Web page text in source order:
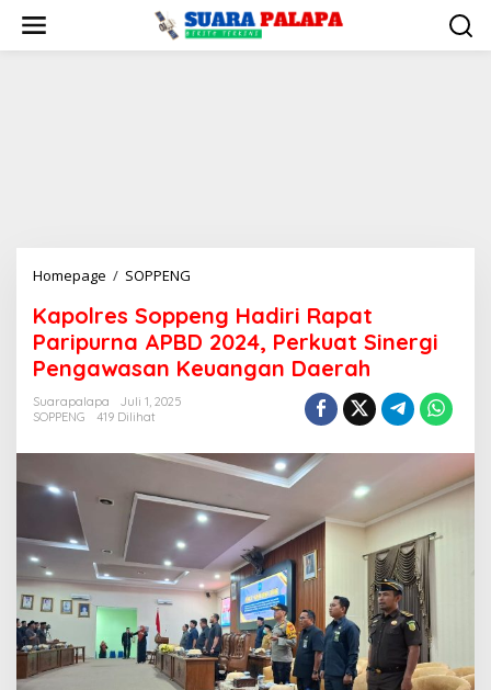
konten
Homepage / SOPPENG
Hadiri
Rapat
Paripurna
Sinergi
Pengawasan
Daerah
Kapolres Soppeng Hadiri Rapat
Paripurna APBD 2024, Perkuat Sinergi
Pengawasan Keuangan Daerah
Suarapalapa
Juli 1, 2025
SOPPENG
419 Dilihat